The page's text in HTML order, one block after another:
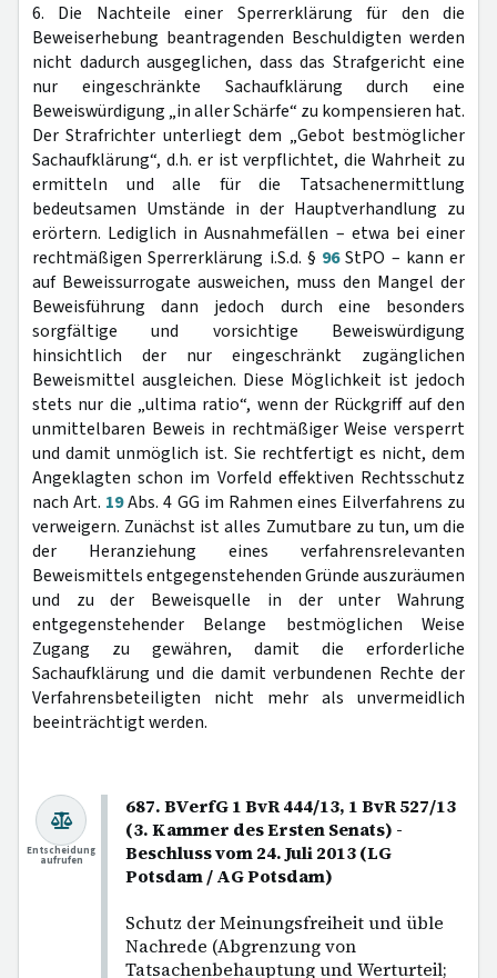
6. Die Nachteile einer Sperrerklärung für den die
Beweiserhebung beantragenden Beschuldigten werden
nicht dadurch ausgeglichen, dass das Strafgericht eine
nur eingeschränkte Sachaufklärung durch eine
Beweiswürdigung „in aller Schärfe“ zu kompensieren hat.
Der Strafrichter unterliegt dem „Gebot bestmöglicher
Sachaufklärung“, d.h. er ist verpflichtet, die Wahrheit zu
ermitteln und alle für die Tatsachenermittlung
bedeutsamen Umstände in der Hauptverhandlung zu
erörtern. Lediglich in Ausnahmefällen – etwa bei einer
rechtmäßigen Sperrerklärung i.S.d. § 96StPO – kann er
auf Beweissurrogate ausweichen, muss den Mangel der
Beweisführung dann jedoch durch eine besonders
sorgfältige und vorsichtige Beweiswürdigung
hinsichtlich der nur eingeschränkt zugänglichen
Beweismittel ausgleichen. Diese Möglichkeit ist jedoch
stets nur die „ultima ratio“, wenn der Rückgriff auf den
unmittelbaren Beweis in rechtmäßiger Weise versperrt
und damit unmöglich ist. Sie rechtfertigt es nicht, dem
Angeklagten schon im Vorfeld effektiven Rechtsschutz
nach Art. 19Abs. 4 GG im Rahmen eines Eilverfahrens zu
verweigern. Zunächst ist alles Zumutbare zu tun, um die
der Heranziehung eines verfahrensrelevanten
Beweismittels entgegenstehenden Gründe auszuräumen
und zu der Beweisquelle in der unter Wahrung
entgegenstehender Belange bestmöglichen Weise
Zugang zu gewähren, damit die erforderliche
Sachaufklärung und die damit verbundenen Rechte der
Verfahrensbeteiligten nicht mehr als unvermeidlich
beeinträchtigt werden.
687. BVerfG 1 BvR 444/13, 1 BvR 527/13
(3. Kammer des Ersten Senats) -
Beschluss vom 24. Juli 2013 (LG
Potsdam / AG Potsdam)
Schutz der Meinungsfreiheit und üble
Nachrede (Abgrenzung von
Tatsachenbehauptung und Werturteil;
Entscheidung
aufrufen